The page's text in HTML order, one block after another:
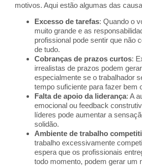
motivos. Aqui estão algumas das
Excesso de tarefas: Quando o
muito grande e as
profissional pode sentir que não
de tudo.
Cobranças de prazos curtos:
irrealistas de prazos podem
especialmente se o trabalhador
tempo suficiente para fazer bem
Falta de apoio da liderança: A
emocional ou feedback
líderes pode aumentar a
solidão.
Ambiente de trabalho
trabalho excessivamente
espera que os profissionais
todo momento, podem gerar um